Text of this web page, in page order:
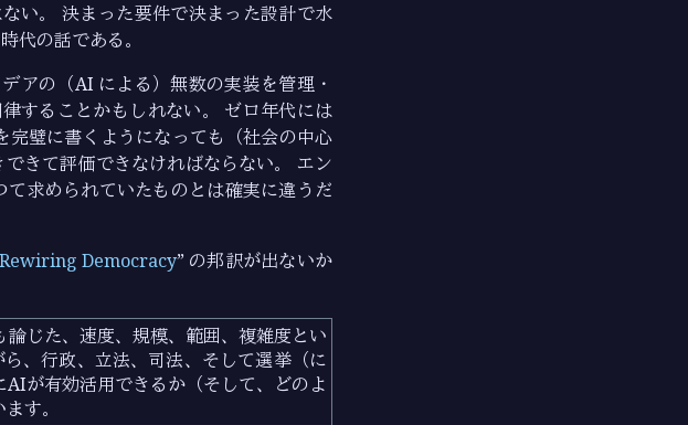
い。 決まった要件で決まった設計で水
代の話である。
アの（AI による）無数の実装を管理・
することかもしれない。 ゼロ年代には
完璧に書くようになっても（社会の中心
きて評価できなければならない。 エン
求められていたものとは確実に違うだ
Democracy” の邦訳が出ないか
じた、速度、規模、範囲、複雑度とい
、行政、立法、司法、そして選挙（に
が有効活用できるか（そして、どのよ
す。